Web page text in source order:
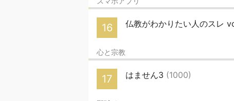
16 仏教がわかりたい人のスレ
心と宗教
17 はません3 (1000)